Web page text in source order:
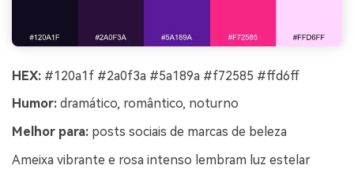
HEX: #120a1f #2a0f3a #5a189a #f72585 #ffd6ff
Humor: dramático, romântico, noturno
Melhor para: posts sociais de marcas de beleza
Ameixa vibrante e rosa intenso lembram luz estelar